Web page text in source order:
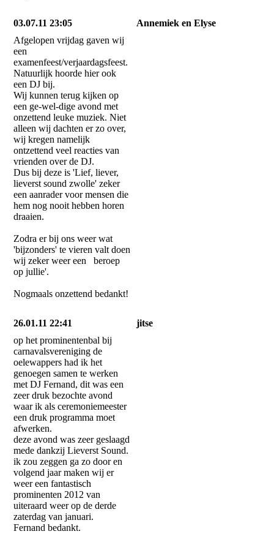
03.07.11 23:05
Annemiek en Elyse
Afgelopen vrijdag gaven wij
een
examenfeest/verjaardagsfeest.
Natuurlijk hoorde hier ook
een DJ bij.
Wij kunnen terug kijken op
een ge-wel-dige avond met
onzettend leuke muziek. Niet
alleen wij dachten er zo over,
wij kregen namelijk
ontzettend veel reacties van
vrienden over de DJ.
Dus bij deze is 'Lief, liever,
lieverst sound zwolle' zeker
een aanrader voor mensen die
hem nog nooit hebben horen
draaien.
Zodra er bij ons weer wat
'bijzonders' te vieren valt doen
wij zeker weer een beroep
op jullie'.
Nogmaals onzettend bedankt!
26.01.11 22:41
jitse
op het prominentenbal bij
carnavalsvereniging de
oelewappers had ik het
genoegen samen te werken
met DJ Fernand, dit was een
zeer druk bezochte avond
waar ik als ceremoniemeester
een druk programma moet
afwerken.
deze avond was zeer geslaagd
mede dankzij Lieverst Sound.
ik zou zeggen ga zo door en
volgend jaar maken wij er
weer een fantastisch
prominenten 2012 van
uiteraard weer op de derde
zaterdag van januari.
Fernand bedankt.